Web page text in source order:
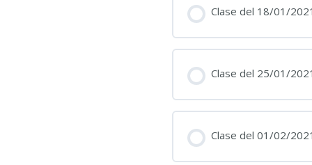
Clase del 18/01/2021
Clase del 25/01/2021
Clase del 01/02/2021